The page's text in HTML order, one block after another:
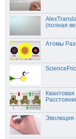
(полная
Атомы
Эволюция